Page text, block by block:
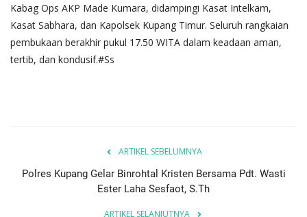
Kabag Ops AKP Made Kumara, didampingi Kasat Intelkam,
Kasat Sabhara, dan Kapolsek Kupang Timur. Seluruh rangkaian
pembukaan berakhir pukul 17.50 WITA dalam keadaan aman,
tertib, dan kondusif.#Ss
ARTIKEL SEBELUMNYA
Polres Kupang Gelar Binrohtal Kristen Bersama Pdt. Wasti
Ester Laha Sesfaot, S.Th
ARTIKEL SELANJUTNYA